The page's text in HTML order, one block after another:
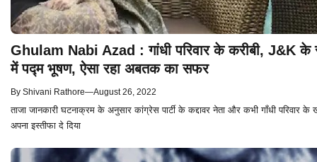
Ghulam Nabi Azad : गांधी परिवार के करीबी, J&K के
में पद्म भूषण, ऐसा रहा अबतक का सफर
By Shivani Rathore—August 26, 2022
ताजा जानकारी घटनाक्रम के अनुसार कांग्रेस पार्टी के कद्दावर नेता और कभी गाँधी
अपना इस्तीफा दे दिया